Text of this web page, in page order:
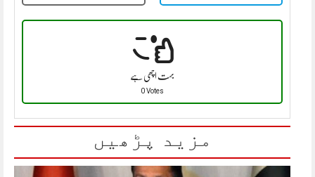
بہت اچھی ہے
0 Votes
مزید پڑھیں